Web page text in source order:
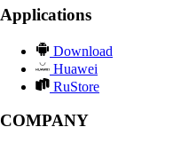
Applications
Download
Huawei
RuStore
COMPANY